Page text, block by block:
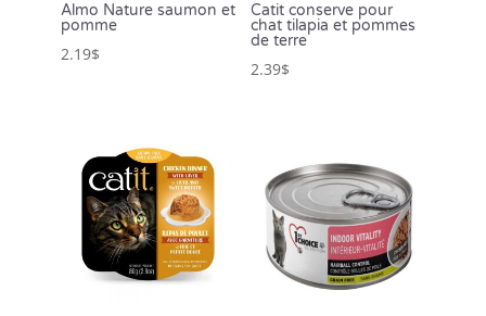
Almo Nature saumon et
pomme
2.19$
Catit conserve pour
chat tilapia et pommes
de terre
2.39$